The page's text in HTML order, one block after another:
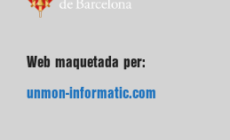
Web maquetada per:
unmon-informatic.com